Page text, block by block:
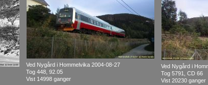
Ved Nygård i Hommelvika 2004-08-27
Tog 448, 92.05
Vist 14998 ganger
Ved Nygård i
Tog 5791, CD 66
Vist 20230 ganger